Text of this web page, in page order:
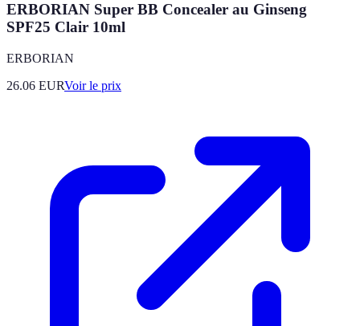
ERBORIAN Super BB Concealer au Ginseng
SPF25 Clair 10ml
ERBORIAN
26.06 EURVoir le prix